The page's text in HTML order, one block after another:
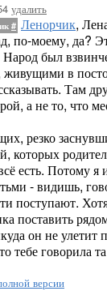
удалить
# Ленорчик,
по-моему, да?
был
в
Там
а не то, что
резко
которых
есть. Потому
- видишь,
поступают.
поставить
он не улетит
тебе говорила
версии